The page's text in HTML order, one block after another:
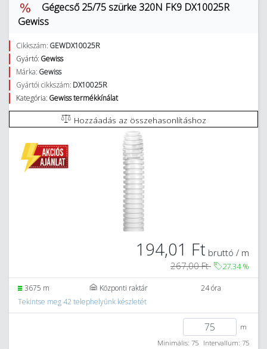
Gégecső 25/75 szürke 320N FK9 DX10025R
Gewiss
Cikkszám: GEWDX10025R
Gyártó: Gewiss
Márka: Gewiss
Gyártói cikkszám: DX10025R
Kategória: Gewiss termékkínálat
Hozzáadás az összehasonlításhoz
194,01 Ft bruttó / m
267,00 Ft
27.34%
3675 m Központi raktár
24 óra
Tekintse meg 42 telephelyünk készletét
m
Minimális: 75 Intervallum: 75